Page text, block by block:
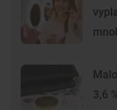
3,6